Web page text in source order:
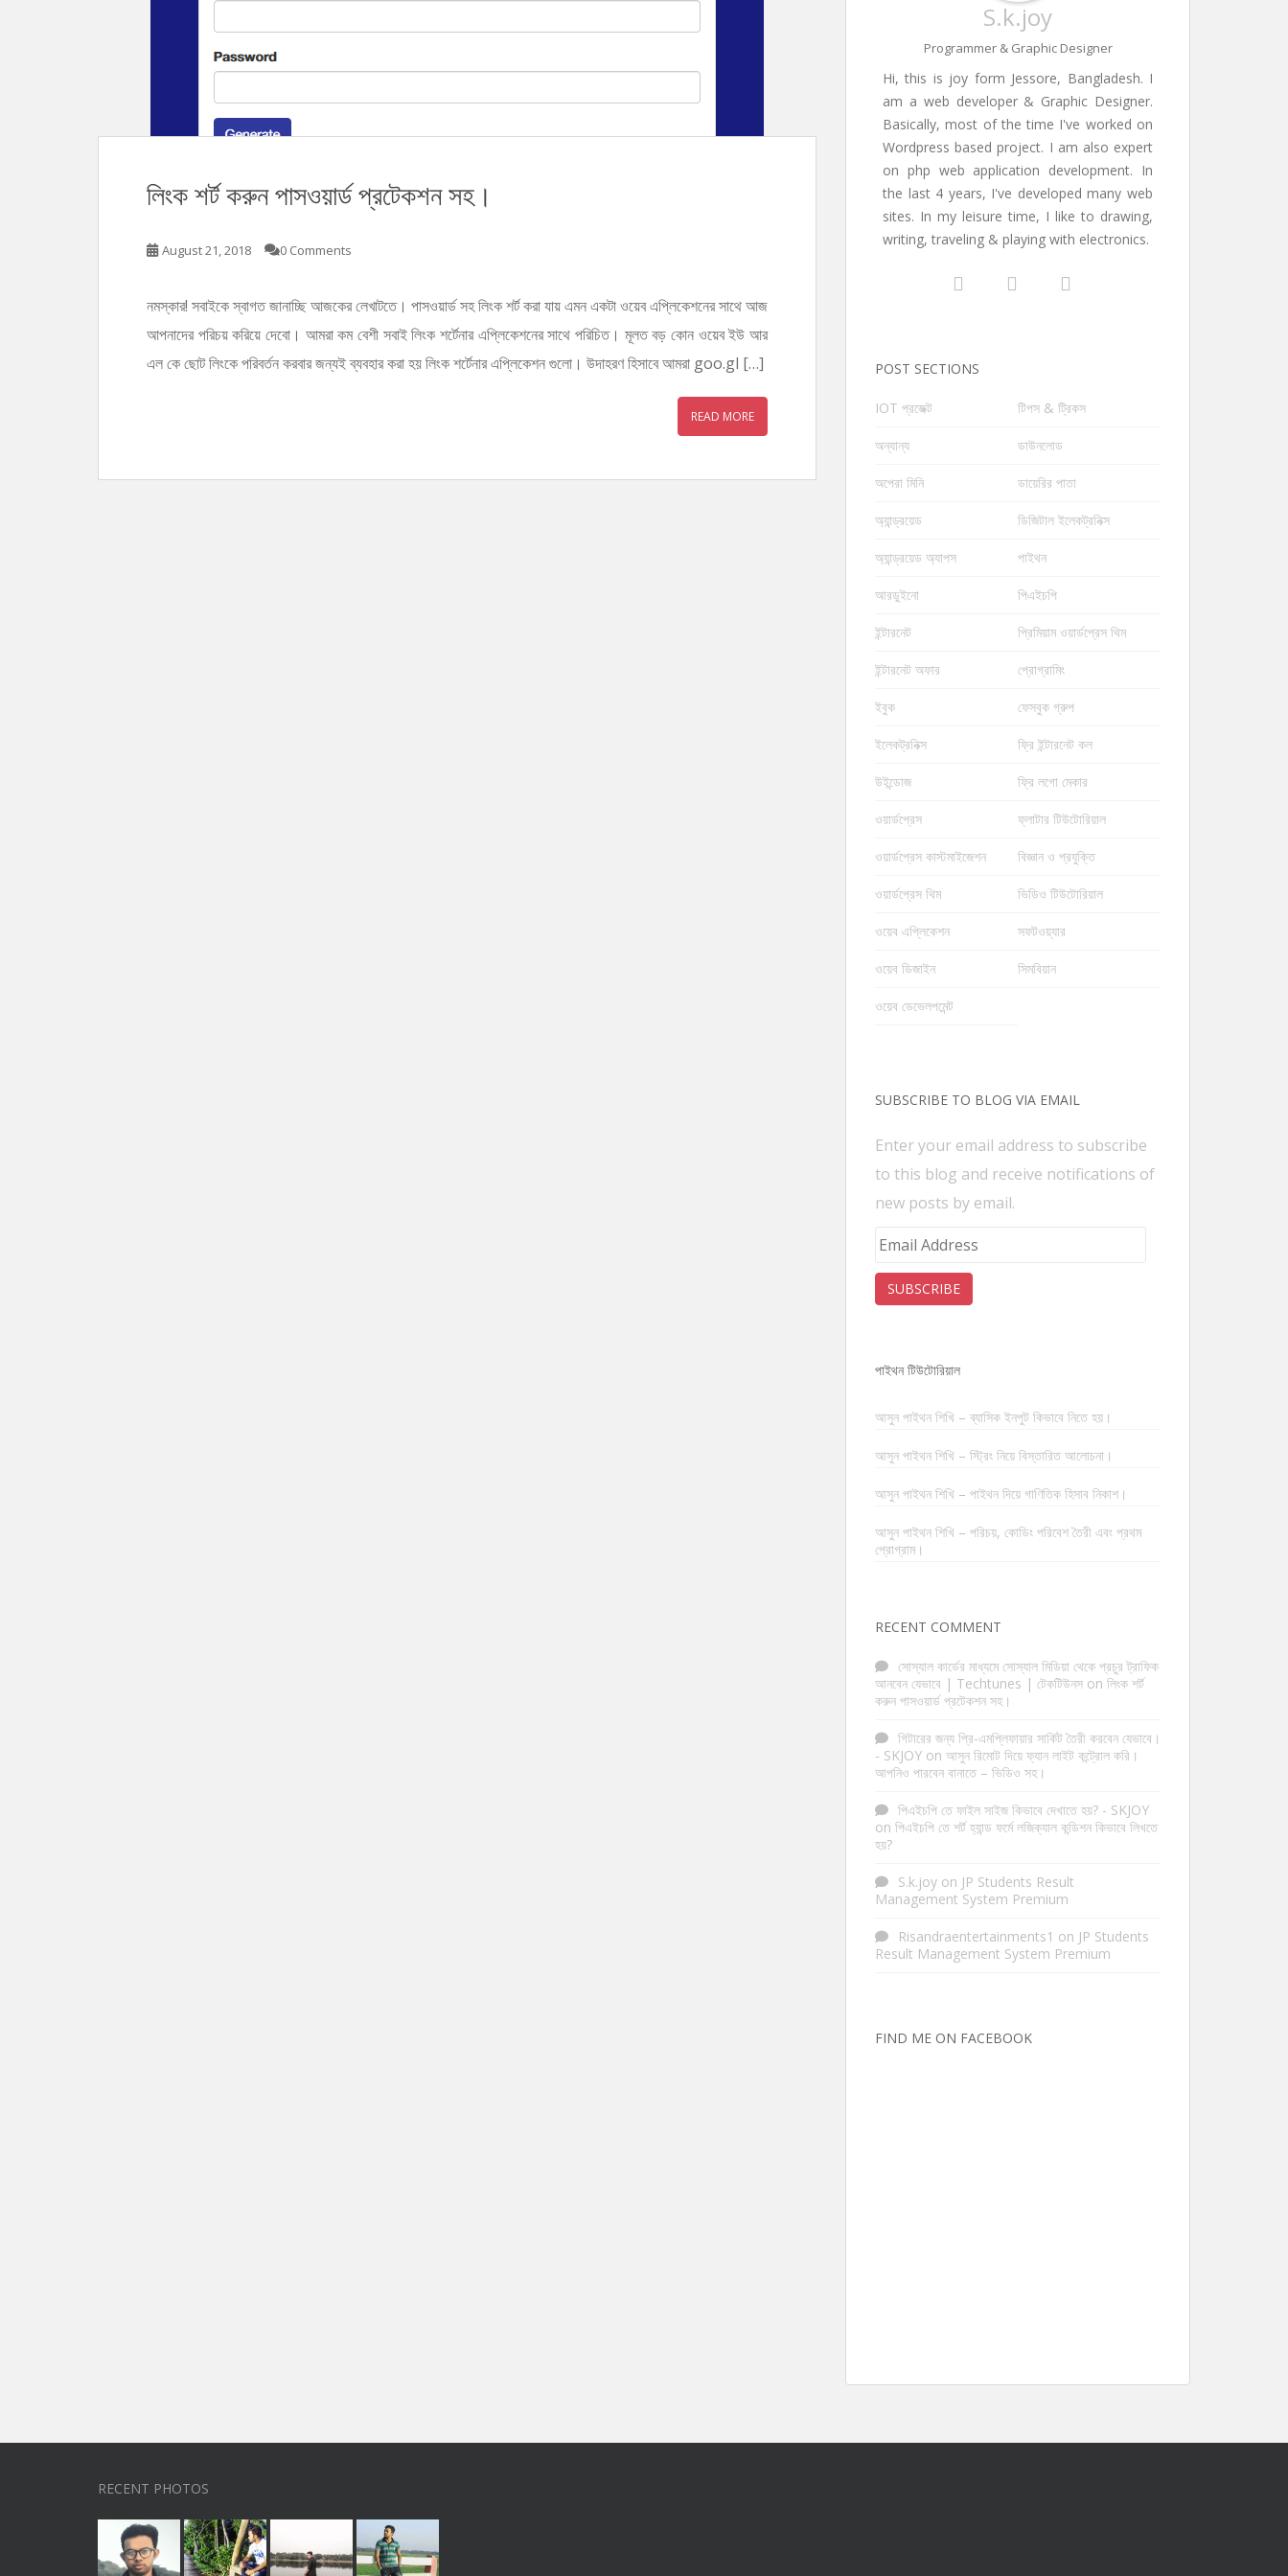
লিংক শর্ট করুন পাসওয়ার্ড প্রটেকশন সহ।
August 21, 2018 0 Comments
নমস্কার! সবাইকে স্বাগত জানাচ্ছি আজকের লেখাটতে। পাসওয়ার্ড সহ লিংক শর্ট করা যায় এমন একটা ওয়েব এপ্লিকেশনের সাথে আজ
আপনাদের পরিচয় করিয়ে দেবো। আমরা কম বেশী সবাই লিংক শর্টেনার এপ্লিকেশনের সাথে পরিচিত। মূলত বড় কোন ওয়েব ইউ আর
এল কে ছোট লিংকে পরিবর্তন করবার জন্যই ব্যবহার করা হয় লিংক শর্টেনার এপ্লিকেশন গুলো। উদাহরণ হিসাবে আমরা goo.gl […]
READ MORE
S.k.joy
Programmer & Graphic Designer
Hi, this is joy form Jessore, Bangladesh. I
am a web developer & Graphic Designer.
Basically, most of the time I've worked on
Wordpress based project. I am also expert
on php web application development. In
the last 4 years, I've developed many web
sites. In my leisure time, I like to drawing,
writing, traveling & playing with electronics.
POST SECTIONS
IOT প্রজেক্ট
অন্যান্য
অপেরা মিনি
অ্যান্ড্রয়েড
অ্যান্ড্রয়েড অ্যাপস
আরডুইনো
ইন্টারনেট
ইন্টারনেট অফার
ইবুক
ইলেকট্রনিক্স
উইন্ডোজ
ওয়ার্ডপ্রেস
ওয়ার্ডপ্রেস কাস্টমাইজেশন
ওয়ার্ডপ্রেস থিম
ওয়েব এপ্লিকেশন
ওয়েব ডিজাইন
ওয়েব ডেভেলপমেন্ট
টিপস & ট্রিকস
ডাউনলোড
ডায়েরির পাতা
ডিজিটাল ইলেকট্রনিক্স
পাইথন
পিএইচপি
প্রিমিয়াম ওয়ার্ডপ্রেস থিম
প্রোগ্রামিং
ফেসবুক গ্রুপ
ফ্রি ইন্টারনেট কল
ফ্রি লগো মেকার
ফ্লাটার টিউটোরিয়াল
বিজ্ঞান ও প্রযুক্তি
ভিডিও টিউটোরিয়াল
সফটওয়্যার
সিমবিয়ান
SUBSCRIBE TO BLOG VIA EMAIL
Enter your email address to subscribe
to this blog and receive notifications of
new posts by email.
Email
Address
SUBSCRIBE
পাইথন টিউটোরিয়াল
আসুন পাইথন শিখি – ব্যাসিক ইনপুট কিভাবে নিতে হয়।
আসুন পাইথন শিখি – স্ট্রিং নিয়ে বিস্তারিত আলোচনা।
আসুন পাইথন শিখি – পাইথন দিয়ে গাণিতিক হিসাব নিকাশ।
আসুন পাইথন শিখি – পরিচয়, কোডিং পরিবেশ তৈরী এবং প্রথম
প্রোগ্রাম।
RECENT COMMENT
সোস্যাল কার্ডের মাধ্যমে সোস্যাল মিডিয়া থেকে প্রচুর ট্রাফিক
আনবেন যেভাবে | Techtunes | টেকটিউনস on লিংক শর্ট
করুন পাসওয়ার্ড প্রটেকশন সহ।
গিটারের জন্য প্রি-এমপ্লিফায়ার সার্কিট তৈরী করবেন যেভাবে।
- SKJOY on আসুন রিমোট দিয়ে ফ্যান লাইট কন্ট্রোল করি।
আপনিও পারবেন বানাতে – ভিডিও সহ।
পিএইচপি তে ফাইল সাইজ কিভাবে দেখাতে হয়? - SKJOY
on পিএইচপি তে শর্ট হ্যান্ড ফর্মে লজিক্যাল কন্ডিশন কিভাবে লিখতে
হয়?
S.k.joy on JP Students Result
Management System Premium
Risandraentertainments1 on JP Students
Result Management System Premium
FIND ME ON FACEBOOK
RECENT PHOTOS